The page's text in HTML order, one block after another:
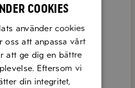
är framställd i
cookies
använder cookies
oss att anpassa vårt
att ge dig en bättre
Eftersom vi
din integritet,